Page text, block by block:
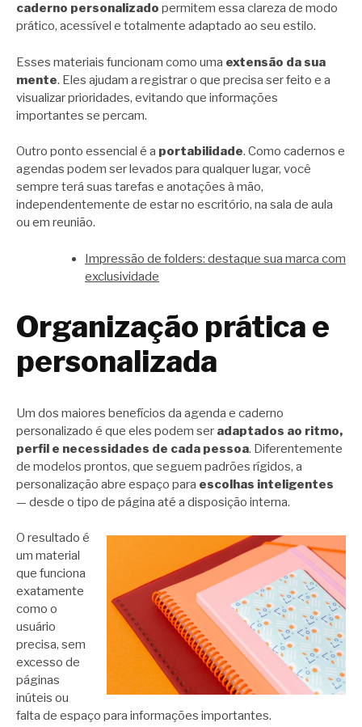
caderno personalizado permitem essa clareza de modo
prático, acessível e totalmente adaptado ao seu estilo.
Esses materiais funcionam como uma extensão da sua
mente. Eles ajudam a registrar o que precisa ser feito e a
visualizar prioridades, evitando que informações
importantes se percam.
Outro ponto essencial é a portabilidade. Como cadernos e
agendas podem ser levados para qualquer lugar, você
sempre terá suas tarefas e anotações à mão,
independentemente de estar no escritório, na sala de aula
ou em reunião.
Impressão de folders: destaque sua marca com
exclusividade
Organização prática e
personalizada
Um dos maiores benefícios da agenda e caderno
personalizado é que eles podem ser adaptados ao ritmo,
perfil e necessidades de cada pessoa. Diferentemente
de modelos prontos, que seguem padrões rígidos, a
personalização abre espaço para escolhas inteligentes
— desde o tipo de página até a disposição interna.
O resultado é
um material
que funciona
exatamente
como o
usuário
precisa, sem
excesso de
páginas
inúteis ou
falta de espaço para informações importantes.